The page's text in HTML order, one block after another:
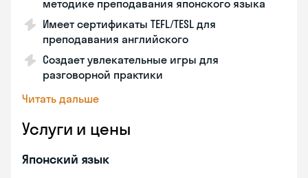
методике преподавания японского языка
Имеет сертификаты TEFL/TESL для
преподавания английского
Создает увлекательные игры для
разговорной практики
Читать дальше
Услуги и цены
Японский язык